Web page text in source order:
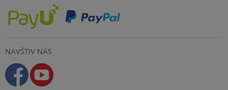
NAVŠTIV NÁS